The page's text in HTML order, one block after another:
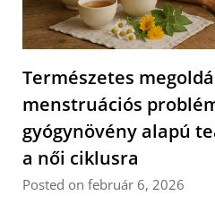
Természetes
menstruációs
gyógynövény alapú
a női ciklusra
Posted on február 6, 2026